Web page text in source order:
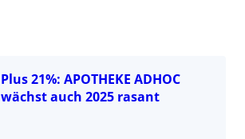
Plus 21%: APOTHEKE ADHOC
wächst auch 2025 rasant